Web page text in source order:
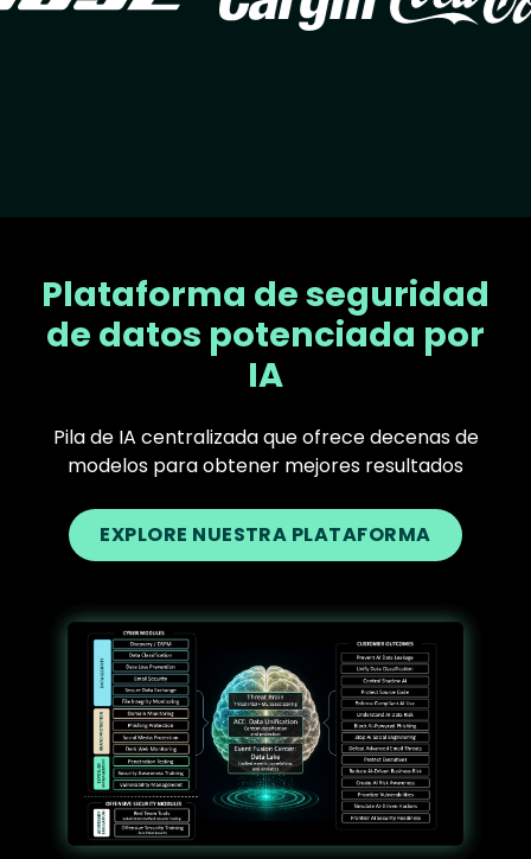
Plataforma de seguridad
de datos potenciada por
IA
Pila de IA centralizada que ofrece decenas de
modelos para obtener mejores resultados
EXPLORE NUESTRA PLATAFORMA